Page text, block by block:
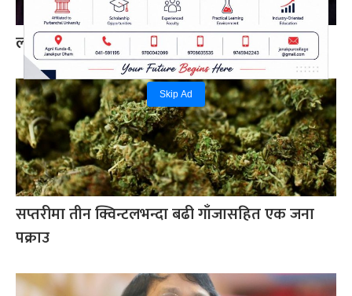
Skip Ad
लागुऔषध र प्रतिबन्धित औषधिसहित दुई जना पक्राउ
सप्तरीमा तीन क्विन्टलभन्दा बढी गाँजासहित एक जना
पक्राउ